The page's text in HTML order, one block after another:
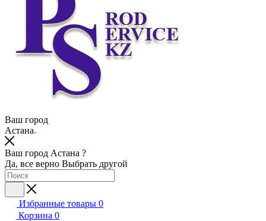
Ваш город
Астана
Ваш город Астана ?
Да, все верно Выбрать другой
Избранные товары 0
Корзина 0